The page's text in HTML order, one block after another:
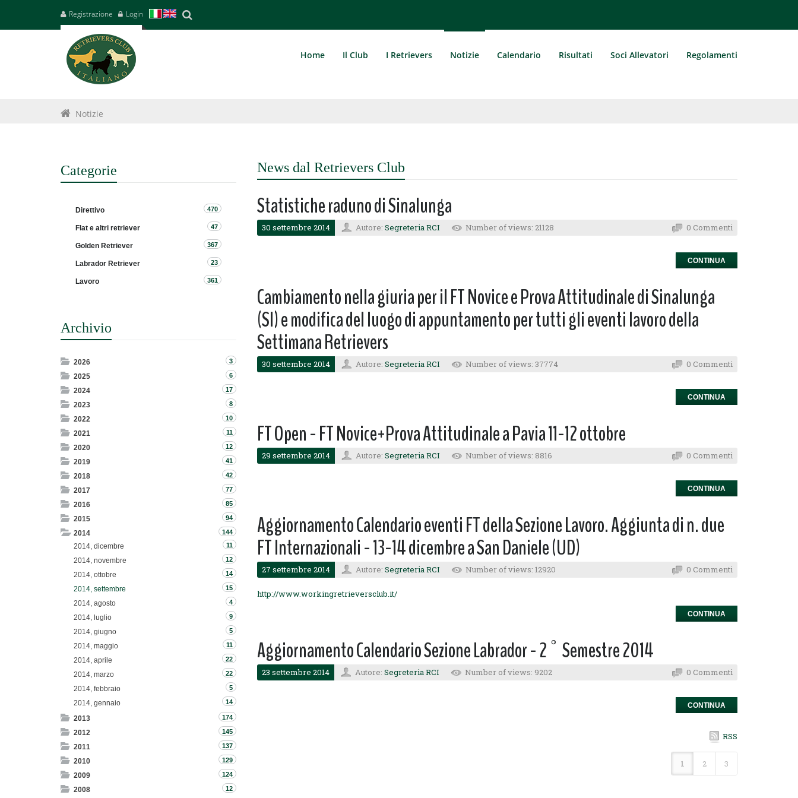
Registrazione Login
Home Il Club I Retrievers Notizie Calendario Risultati Soci Allevatori Regolamenti
Notizie
Categorie
Direttivo 470
Flat e altri retriever 47
Golden Retriever 367
Labrador Retriever 23
Lavoro 361
Archivio
2026 3
2025 6
2024 17
2023 8
2022 10
2021 11
2020 12
2019 41
2018 42
2017 77
2016 85
2015 94
2014 144
2014, dicembre 11
2014, novembre 12
2014, ottobre 14
2014, settembre 15
2014, agosto 4
2014, luglio 9
2014, giugno 5
2014, maggio 11
2014, aprile 22
2014, marzo 22
2014, febbraio 5
2014, gennaio 14
2013 174
2012 145
2011 137
2010 129
2009 124
2008 12
News dal Retrievers Club
Statistiche raduno di Sinalunga
30 settembre 2014 Autore: Segreteria RCI Number of views: 21128 0 Commenti
CONTINUA
Cambiamento nella giuria per il FT Novice e Prova Attitudinale di Sinalunga
(SI) e modifica del luogo di appuntamento per tutti gli eventi lavoro della
Settimana Retrievers
30 settembre 2014 Autore: Segreteria RCI Number of views: 37774 0 Commenti
CONTINUA
FT Open - FT Novice+Prova Attitudinale a Pavia 11-12 ottobre
29 settembre 2014 Autore: Segreteria RCI Number of views: 8816 0 Commenti
CONTINUA
Aggiornamento Calendario eventi FT della Sezione Lavoro. Aggiunta di n. due
FT Internazionali - 13-14 dicembre a San Daniele (UD)
27 settembre 2014 Autore: Segreteria RCI Number of views: 12920 0 Commenti
http://www.workingretrieversclub.it/
CONTINUA
Aggiornamento Calendario Sezione Labrador - 2° Semestre 2014
23 settembre 2014 Autore: Segreteria RCI Number of views: 9202 0 Commenti
CONTINUA
RSS
1 2 3